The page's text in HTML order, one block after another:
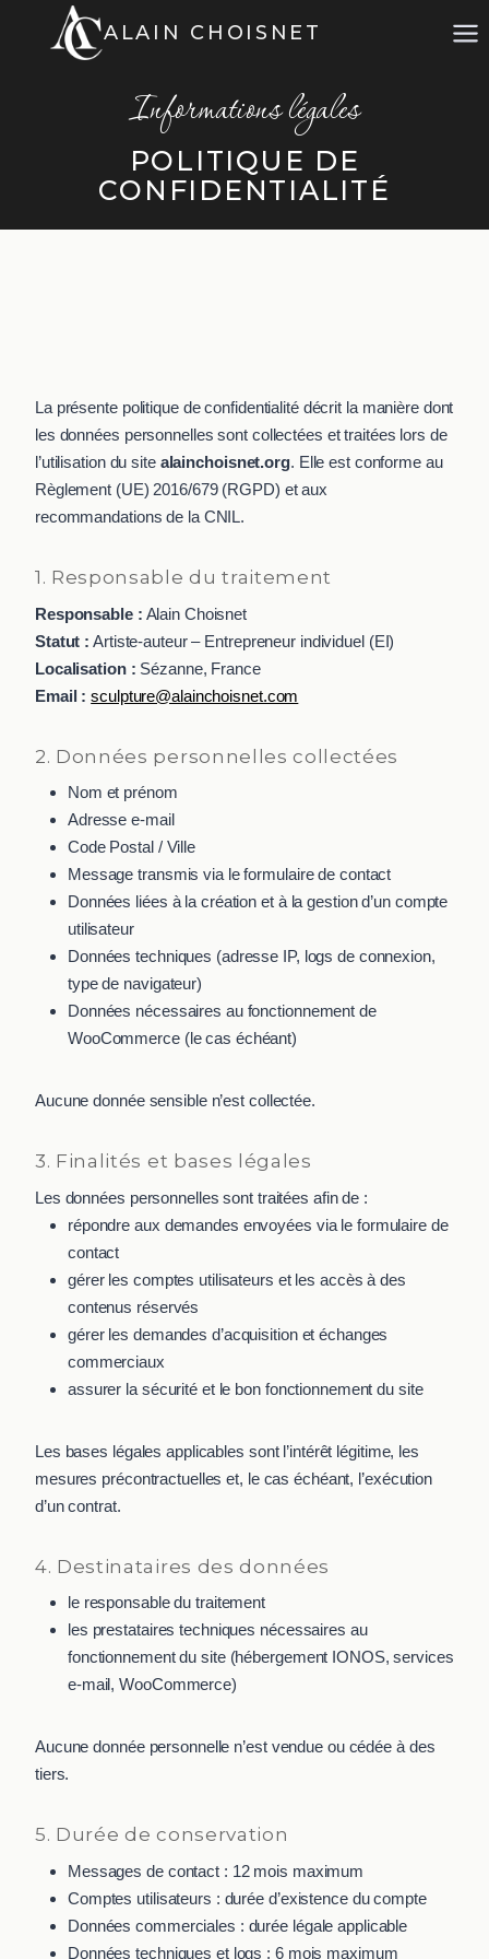
ALAIN CHOISNET
Informations légales
POLITIQUE DE
CONFIDENTIALITÉ
La présente politique de confidentialité décrit la manière dont
les données personnelles sont collectées et traitées lors de
l’utilisation du site alainchoisnet.org. Elle est conforme au
Règlement (UE) 2016/679 (RGPD) et aux
recommandations de la CNIL.
1. Responsable du traitement
Responsable : Alain Choisnet
Statut : Artiste-auteur – Entrepreneur individuel (EI)
Localisation : Sézanne, France
Email : sculpture@alainchoisnet.com
2. Données personnelles collectées
Nom et prénom
Adresse e-mail
Code Postal / Ville
Message transmis via le formulaire de contact
Données liées à la création et à la gestion d’un compte
utilisateur
Données techniques (adresse IP, logs de connexion,
type de navigateur)
Données nécessaires au fonctionnement de
WooCommerce (le cas échéant)
Aucune donnée sensible n’est collectée.
3. Finalités et bases légales
Les données personnelles sont traitées afin de :
répondre aux demandes envoyées via le formulaire de
contact
gérer les comptes utilisateurs et les accès à des
contenus réservés
gérer les demandes d’acquisition et échanges
commerciaux
assurer la sécurité et le bon fonctionnement du site
Les bases légales applicables sont l’intérêt légitime, les
mesures précontractuelles et, le cas échéant, l’exécution
d’un contrat.
4. Destinataires des données
le responsable du traitement
les prestataires techniques nécessaires au
fonctionnement du site (hébergement IONOS, services
e-mail, WooCommerce)
Aucune donnée personnelle n’est vendue ou cédée à des
tiers.
5. Durée de conservation
Messages de contact : 12 mois maximum
Comptes utilisateurs : durée d’existence du compte
Données commerciales : durée légale applicable
Données techniques et logs : 6 mois maximum